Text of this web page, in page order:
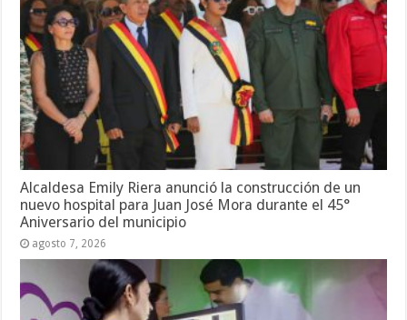
Alcaldesa Emily Riera anunció la construcción de un
nuevo hospital para Juan José Mora durante el 45°
Aniversario del municipio
agosto 7, 2026